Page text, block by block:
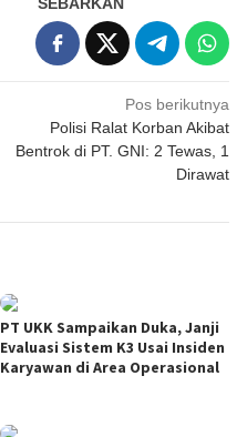
Pos berikutnya
Polisi Ralat Korban Akibat
Bentrok di PT. GNI: 2 Tewas, 1
Dirawat
PT UKK Sampaikan Duka, Janji
Evaluasi Sistem K3 Usai Insiden
Karyawan di Area Operasional